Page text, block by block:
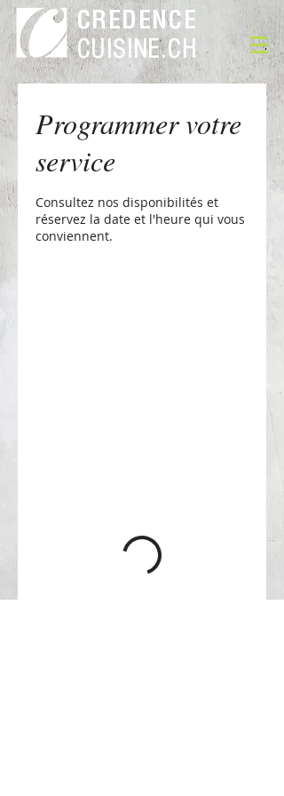
CREDENCE
CUISINE.CH
Programmer votre
service
Consultez nos disponibilités et
réservez la date et l'heure qui vous
conviennent.